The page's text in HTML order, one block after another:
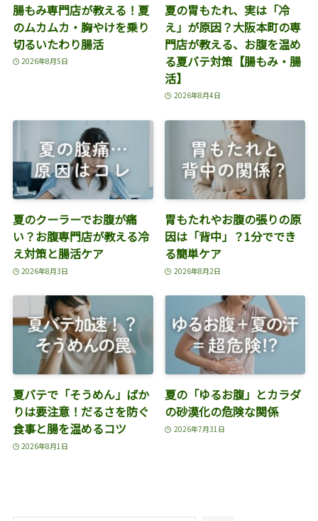
腸もみ専門店が教える！夏
のムカムカ・胸やけを乗り
切るいたわり腸活
2026年8月5日
夏の胃もたれ、実は「冷
え」が原因？大阪本町の専
門店が教える、お腹を温め
る夏バテ対策【腸もみ・腸
活】
2026年8月4日
夏のクーラーでお腹が痛
い？お腹専門店が教える冷
え対策と腸活ケア
2026年8月3日
胃もたれやお腹の張りの原
因は「背中」？1分ででき
る簡単ケア
2026年8月2日
夏バテで「そうめん」ばか
りは要注意！だるさを防ぐ
食事と腸を温めるコツ
2026年8月1日
夏の「ゆるお腹」とカラダ
の砂漠化の危険な関係
2026年7月31日